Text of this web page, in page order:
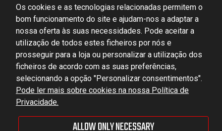
DOMINATOR GROUP Sp. z o.o.
Ludowa 59, 43-514 Kaniów, POLAND
VAT ID No.: 6521751083
dominator@dominator.pl
© Copyright 2022 | Dominator Group Sp. z o. o.
Os cookies e as tecnologias relacionadas permitem o
bom funcionamento do site e ajudam-nos a adaptar a
nossa oferta às suas necessidades. Pode aceitar a
utilização de todos estes ficheiros por nós e
prosseguir para a loja ou personalizar a utilização dos
ficheiros de acordo com as suas preferências,
selecionando a opção "Personalizar consentimentos".
Pode ler mais sobre cookies na nossa Política de
Privacidade.
ALLOW ONLY NECESSARY